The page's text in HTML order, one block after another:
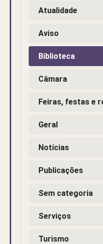
Atualidade
Aviso
Biblioteca
Câmara
Feiras, festas e
Geral
Notícias
Publicações
Sem categoria
Serviços
Turismo